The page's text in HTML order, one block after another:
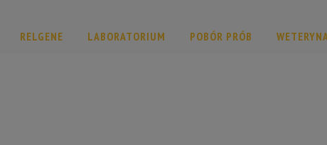
RELGENE LABORATORIUM POBÓR PRÓB